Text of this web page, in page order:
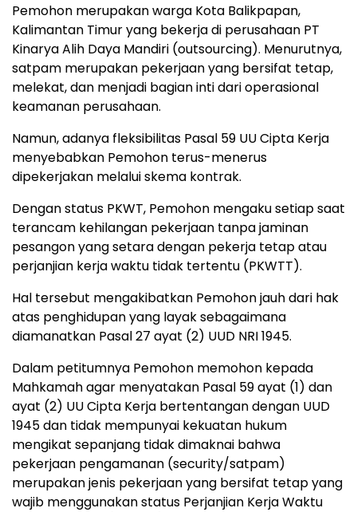
Pemohon merupakan warga Kota Balikpapan,
Kalimantan Timur yang bekerja di perusahaan PT
Kinarya Alih Daya Mandiri (outsourcing). Menurutnya,
satpam merupakan pekerjaan yang bersifat tetap,
melekat, dan menjadi bagian inti dari operasional
keamanan perusahaan.
Namun, adanya fleksibilitas Pasal 59 UU Cipta Kerja
menyebabkan Pemohon terus-menerus
dipekerjakan melalui skema kontrak.
Dengan status PKWT, Pemohon mengaku setiap saat
terancam kehilangan pekerjaan tanpa jaminan
pesangon yang setara dengan pekerja tetap atau
perjanjian kerja waktu tidak tertentu (PKWTT).
Hal tersebut mengakibatkan Pemohon jauh dari hak
atas penghidupan yang layak sebagaimana
diamanatkan Pasal 27 ayat (2) UUD NRI 1945.
Dalam petitumnya Pemohon memohon kepada
Mahkamah agar menyatakan Pasal 59 ayat (1) dan
ayat (2) UU Cipta Kerja bertentangan dengan UUD
1945 dan tidak mempunyai kekuatan hukum
mengikat sepanjang tidak dimaknai bahwa
pekerjaan pengamanan (security/satpam)
merupakan jenis pekerjaan yang bersifat tetap yang
wajib menggunakan status Perjanjian Kerja Waktu